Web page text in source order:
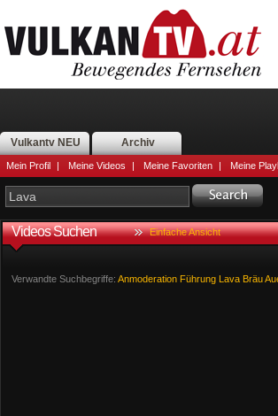
Vulkantv NEU Archiv
Mein Profil | Meine Videos | Meine Favoriten | Meine
Videos Suchen Einfache Ansicht
Verwandte Suchbegriffe: Anmoderation Führung Lava Bräu